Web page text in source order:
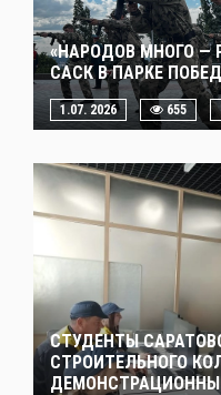
«НАРОДОВ МНОГО —
САСК В ПАРКЕ
1.07. 2026 655
СТУДЕНТЫ
СТРОИТЕЛЬНОГО